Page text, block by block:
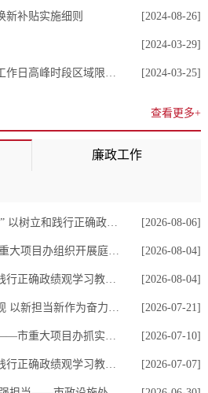
写《北京市政府信息公开申请表》
申请的办理效率，申请人对所需信息
供该信息的名称、文号或者其他有助于
申请表》可以在北京市重大项目建设指
直接在线填写。
关不能当场答复的，应当自收到申请
〈政府信息公开信息处理费管理办
新补贴实施细则 [2024-08-26]
[2024-03-29]
区域限行交通管理措施的通告 [2024-03-25]
查看更多+
廉政工作
正确政绩观赋能重大项目建设 [2026-08-06]
织开展庭审旁听主题党日活动 [2026-08-04]
学习教育第四期处级干部读书班 [2026-08-04]
大项目办召开树立和践行正确政绩观学习教育专题党课暨警示教育大会 [2026-07-21]
办抓实政绩观教育落地见效 [2026-07-10]
学习教育第三期处级干部读书班 [2026-07-07]